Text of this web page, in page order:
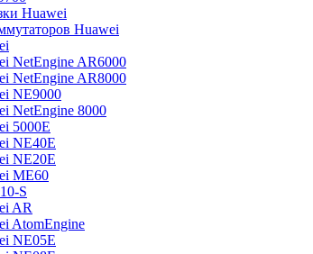
Huawei
Huawei
NetEngine AR6000
NetEngine AR8000
NE9000
NetEngine 8000
5000E
NE40E
NE20E
ME60
S
AR
AtomEngine
NE05E